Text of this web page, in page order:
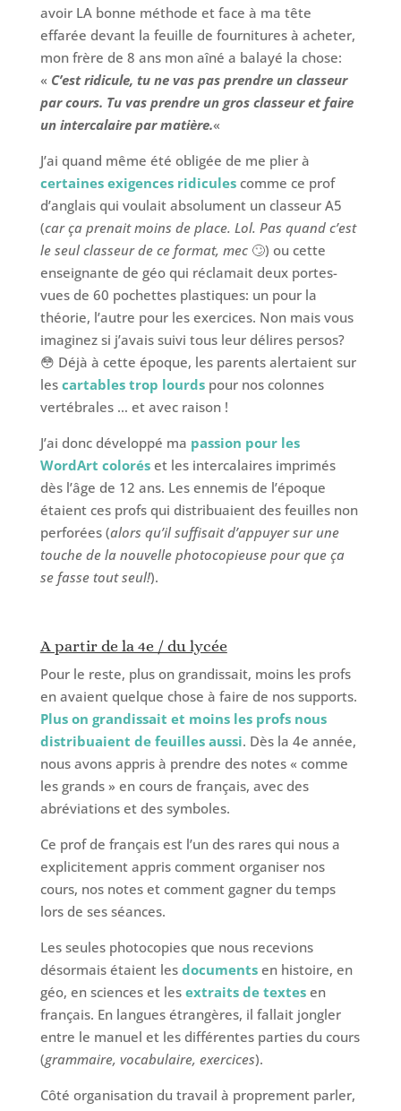
avoir LA bonne méthode et face à ma tête
effarée devant la feuille de fournitures à acheter,
mon frère de 8 ans mon aîné a balayé la chose:
« C’est ridicule, tu ne vas pas prendre un classeur
par cours. Tu vas prendre un gros classeur et faire
un intercalaire par matière.«
J’ai quand même été obligée de me plier à
certaines exigences ridiculescomme ce prof
d’anglais qui voulait absolument un classeur A5
(car ça prenait moins de place. Lol. Pas quand c’est
le seul classeur de ce format, mec🙄) ou cette
enseignante de géo qui réclamait deux portes-
vues de 60 pochettes plastiques: un pour la
théorie, l’autre pour les exercices. Non mais vous
imaginez si j’avais suivi tous leur délires persos?
😳 Déjà à cette époque, les parents alertaient sur
les cartables trop lourdspour nos colonnes
vertébrales … et avec raison !
J’ai donc développé ma passion pour les
WordArt coloréset les intercalaires imprimés
dès l’âge de 12 ans. Les ennemis de l’époque
étaient ces profs qui distribuaient des feuilles non
perforées (alors qu’il suffisait d’appuyer sur une
touche de la nouvelle photocopieuse pour que ça
se fasse tout seul!).
A partir de la 4e / du lycée
Pour le reste, plus on grandissait, moins les profs
en avaient quelque chose à faire de nos supports.
Plus on grandissait et moins les profs nous
distribuaient de feuilles aussi. Dès la 4e année,
nous avons appris à prendre des notes « comme
les grands » en cours de français, avec des
abréviations et des symboles.
Ce prof de français est l’un des rares qui nous a
explicitement appris comment organiser nos
cours, nos notes et comment gagner du temps
lors de ses séances.
Les seules photocopies que nous recevions
désormais étaient les documentsen histoire, en
géo, en sciences et les extraits de textesen
français. En langues étrangères, il fallait jongler
entre le manuel et les différentes parties du cours
(grammaire, vocabulaire, exercices).
Côté organisation du travail à proprement parler,